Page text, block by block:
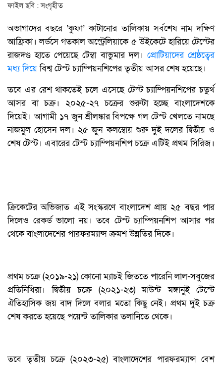
ফাইল ছবি : সংগৃহীত
অভাগাদের বছরে ‘কুফা’ কাটানোর তালিকায় সর্বশেষ নাম দক্ষিণ
আফ্রিকা। লর্ডসে গতকাল অস্ট্রেলিয়াকে ৫ উইকেটে হারিয়ে টেস্টের
রাজদণ্ড হাতে পেয়েছে টেম্বা বাভুমার দল। প্রোটিয়াদের শ্রেষ্ঠত্বের
মধ্য দিয়েবিশ্ব টেস্ট চ্যাম্পিয়নশিপের তৃতীয় আসর শেষ হয়েছে।
তবে এর রেশ থাকতেই চলে এসেছে টেস্ট চ্যাম্পিয়নশিপের চতুর্থ
আসর বা চক্র। ২০২৫-২৭ চক্রের শুরুটা হচ্ছে বাংলাদেশকে
দিয়েই। আগামী ১৭ জুন শ্রীলঙ্কার বিপক্ষে গল টেস্ট খেলতে নামছে
নাজমুল হোসেন দল। ২৫ জুন কলম্বোয় শুরু দুই দলের দ্বিতীয় ও
শেষ টেস্ট। এবারের টেস্ট চ্যাম্পিয়নশিপ চক্রে এটিই প্রথম সিরিজ।
ক্রিকেটের অভিজাত এই সংস্করণে বাংলাদেশ প্রায় ২৫ বছর পার
দিলেও রেকর্ড ভালো নয়। তবে টেস্ট চ্যাম্পিয়নশিপ আসার পর
থেকে বাংলাদেশের পারফরম্যান্স ক্রমশ উন্নতির দিকে।
প্রথম চক্রে (২০১৯-২১) কোনো ম্যাচই জিততে পারেনি লাল-সবুজের
প্রতিনিধিরা। দ্বিতীয় চক্রে (২০২১-২৩) মাউন্ট মঙ্গানুই টেস্টে
ঐতিহাসিক জয় বাদ দিলে বলার মতো কিছু নেই। প্রথম দুই চক্র
শেষ করতে হয়েছে পয়েন্ট তালিকার তলানিতে থেকে।
তবে তৃতীয় চক্রে (২০২৩-২৫) বাংলাদেশের পারফরম্যান্স বেশ